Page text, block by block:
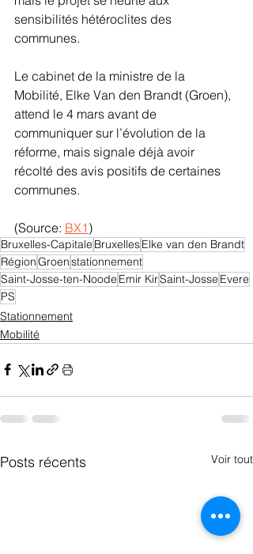
sensibilités hétéroclites des
communes.
Le cabinet de la ministre de la
Mobilité, Elke Van den Brandt (Groen),
attend le 4 mars avant de
communiquer sur l’évolution de la
réforme, mais signale déjà avoir
récolté des avis positifs de certaines
communes.
(Source: BX1 )
Bruxelles-Capitale BruxellesElke van den Brandt
RégionGroenstationnement
Saint-Josse-ten-Noode Emir KirSaint-Josse Evere
PS
Stationnement
Mobilité
Posts récents Voir tout